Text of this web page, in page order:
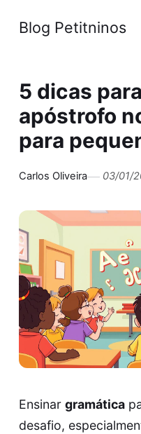
Blog Petitninos
5 dicas
apóstrofo
para
Carlos Oliveira 03/01/
Ensinar gramática
desafio,